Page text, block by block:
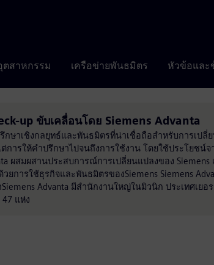
ตสาหกรรม เครือข่ายพันธมิตร หัวข้อและ
up ขับเคลื่อนโดย Siemens Advanta
รึกษาเชิงกลยุทธ์และพันธมิตรที่น่าเชื่อถือสำหรับการเป
การให้คำปรึกษาไปจนถึงการใช้งาน โดยใช้ประโยช
ผสมผสานประสบการณ์การเปลี่ยนแปลงของ
วยการใช้ธุรกิจและพันธมิตรของSiemens Siemens
Advanta มีสำนักงานใหญ่ในมิวนิก ประเทศเ
แห่ง